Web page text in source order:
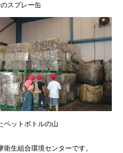
スプレー缶
ペットボトルの山
生組合環境センターです。